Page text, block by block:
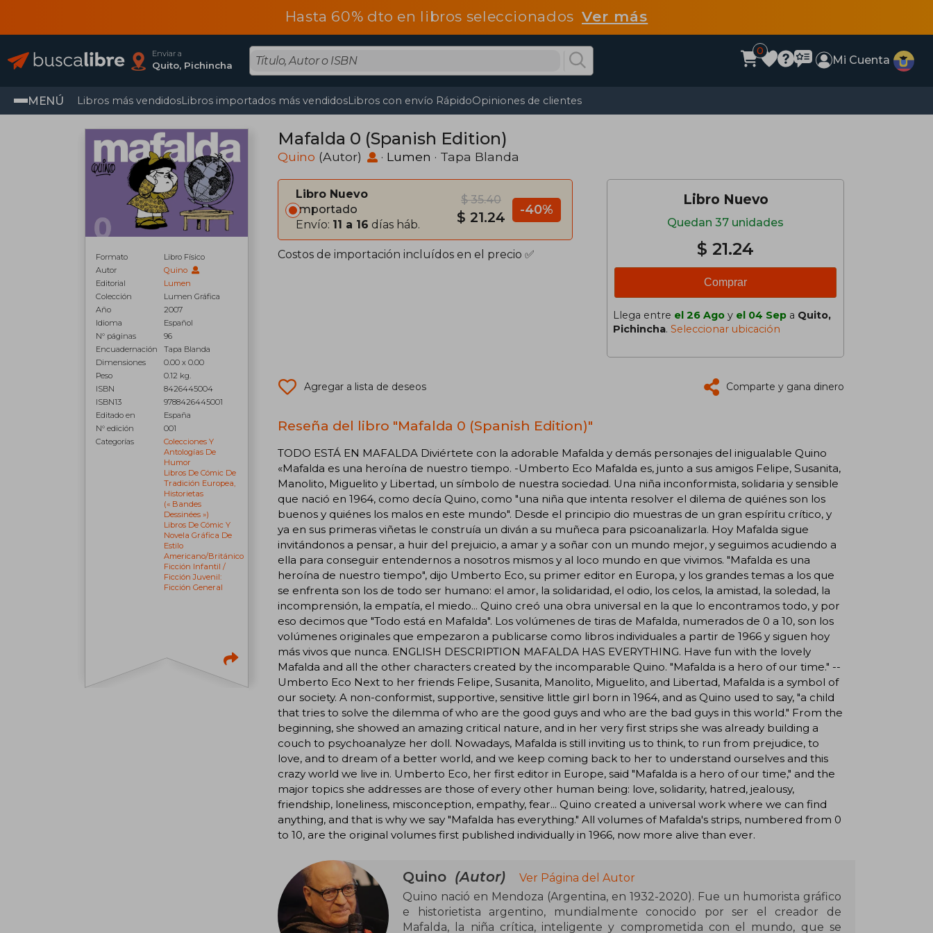
Hasta 60% dto en libros seleccionadosVer más
Enviar a
Quito, Pichincha
0
Mi Cuenta
MENÚ Libros más vendidosLibros importados más vendidosLibros con envío RápidoOpiniones de clientes
Formato
Libro Físico
Autor
Quino
Editorial
Lumen
Colección
Lumen Gráfica
Año
2007
Idioma
Español
N° páginas
96
Encuadernación
Tapa Blanda
Dimensiones
0.00 x 0.00
Peso
0.12 kg.
ISBN
8426445004
ISBN13
9788426445001
Editado en
España
N° edición
001
Categorías
Colecciones Y
Antologías De
Humor
Libros De Cómic De
Tradición Europea,
Historietas
(« Bandes
Dessinées »)
Libros De Cómic Y
Novela Gráfica De
Estilo
Americano/británico
Ficción Infantil /
Ficción Juvenil:
Ficción General
Mafalda 0 (Spanish Edition)
Quino (Autor) · Lumen · Tapa Blanda
Libro Nuevo
Importado
Envío: 11 a 16 días háb.
$ 35.40
$ 21.24 -40%
Costos de importación incluídos en el precio ✅
Libro Nuevo
Quedan 37 unidades
$ 21.24
Comprar
Llega entre el 26 Ago y el 04 Sep a Quito,
Pichincha. Seleccionar ubicación
Agregar a lista de deseos Comparte y gana dinero
Reseña del libro "Mafalda 0 (Spanish Edition)"
TODO ESTÁ EN MAFALDA Diviértete con la adorable Mafalda y demás personajes del inigualable Quino
«Mafalda es una heroína de nuestro tiempo. -Umberto Eco Mafalda es, junto a sus amigos Felipe, Susanita,
Manolito, Miguelito y Libertad, un símbolo de nuestra sociedad. Una niña inconformista, solidaria y sensible
que nació en 1964, como decía Quino, como "una niña que intenta resolver el dilema de quiénes son los
buenos y quiénes los malos en este mundo". Desde el principio dio muestras de un gran espíritu crítico, y
ya en sus primeras viñetas le construía un diván a su muñeca para psicoanalizarla. Hoy Mafalda sigue
invitándonos a pensar, a huir del prejuicio, a amar y a soñar con un mundo mejor, y seguimos acudiendo a
ella para conseguir entendernos a nosotros mismos y al loco mundo en que vivimos. "Mafalda es una
heroína de nuestro tiempo", dijo Umberto Eco, su primer editor en Europa, y los grandes temas a los que
se enfrenta son los de todo ser humano: el amor, la solidaridad, el odio, los celos, la amistad, la soledad, la
incomprensión, la empatía, el miedo... Quino creó una obra universal en la que lo encontramos todo, y por
eso decimos que "Todo está en Mafalda". Los volúmenes de tiras de Mafalda, numerados de 0 a 10, son los
volúmenes originales que empezaron a publicarse como libros individuales a partir de 1966 y siguen hoy
más vivos que nunca. ENGLISH DESCRIPTION MAFALDA HAS EVERYTHING. Have fun with the lovely
Mafalda and all the other characters created by the incomparable Quino. "Mafalda is a hero of our time." --
Umberto Eco Next to her friends Felipe, Susanita, Manolito, Miguelito, and Libertad, Mafalda is a symbol of
our society. A non-conformist, supportive, sensitive little girl born in 1964, and as Quino used to say, "a child
that tries to solve the dilemma of who are the good guys and who are the bad guys in this world." From the
beginning, she showed an amazing critical nature, and in her very first strips she was already building a
couch to psychoanalyze her doll. Nowadays, Mafalda is still inviting us to think, to run from prejudice, to
love, and to dream of a better world, and we keep coming back to her to understand ourselves and this
crazy world we live in. Umberto Eco, her first editor in Europe, said "Mafalda is a hero of our time," and the
major topics she addresses are those of every other human being: love, solidarity, hatred, jealousy,
friendship, loneliness, misconception, empathy, fear... Quino created a universal work where we can find
anything, and that is why we say "Mafalda has everything." All volumes of Mafalda's strips, numbered from 0
to 10, are the original volumes first published individually in 1966, now more alive than ever.
Quino (Autor)
Ver Página del Autor
Quino nació en Mendoza (Argentina, en 1932-2020). Fue un humorista gráfico
e historietista argentino, mundialmente conocido por ser el creador de
Mafalda, la niña crítica, inteligente y comprometida con el mundo, que se